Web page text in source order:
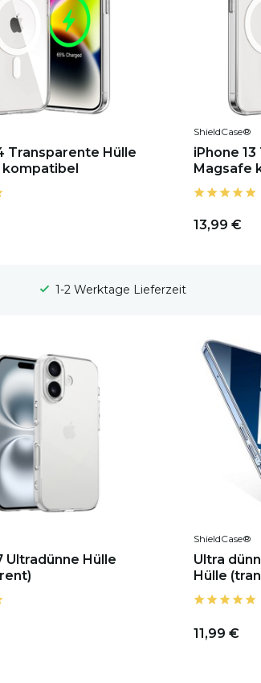
Transparente Hülle
kompatibel
ShieldCase®
iPhone
Magsafe
13,99 €
100 Tage Widerrufsrecht
Ultradünne Hülle
ShieldCase®
Ultra
Hülle
11,99 €